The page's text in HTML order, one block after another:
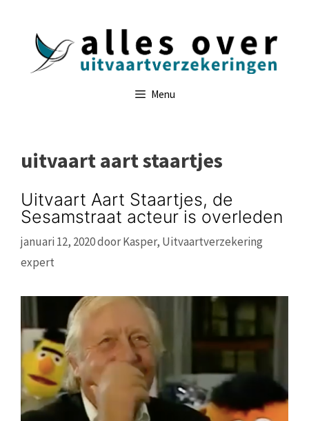
Menu
uitvaart aart staartjes
Uitvaart Aart Staartjes, de
Sesamstraat acteur is overleden
januari 12, 2020doorKasper, Uitvaartverzekering
expert